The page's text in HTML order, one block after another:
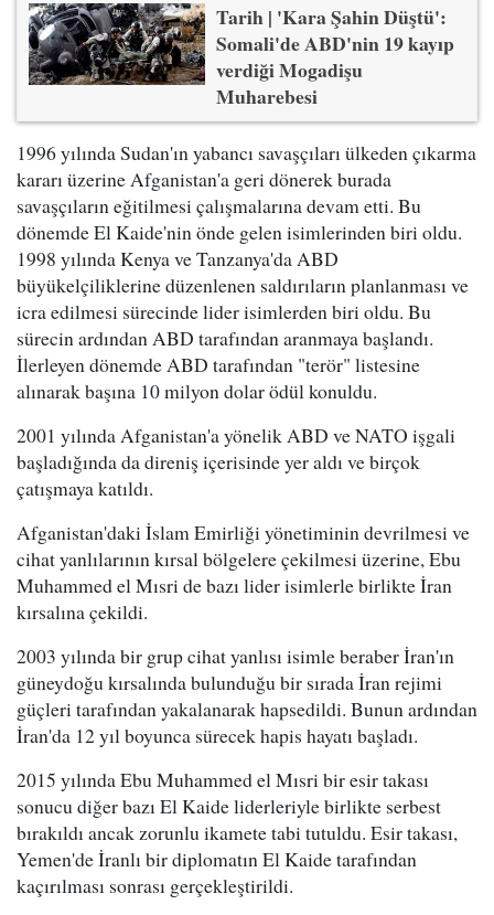
Tarih | 'Kara Şahin Düştü':
Somali'de ABD'nin 19 kayıp
verdiği Mogadişu
Muharebesi
1996 yılında Sudan'ın yabancı savaşçıları ülkeden çıkarma
kararı üzerine Afganistan'a geri dönerek burada
savaşçıların eğitilmesi çalışmalarına devam etti. Bu
dönemde El Kaide'nin önde gelen isimlerinden biri oldu.
1998 yılında Kenya ve Tanzanya'da ABD
büyükelçiliklerine düzenlenen saldırıların planlanması ve
icra edilmesi sürecinde lider isimlerden biri oldu. Bu
sürecin ardından ABD tarafından aranmaya başlandı.
İlerleyen dönemde ABD tarafından "terör" listesine
alınarak başına 10 milyon dolar ödül konuldu.
2001 yılında Afganistan'a yönelik ABD ve NATO işgali
başladığında da direniş içerisinde yer aldı ve birçok
çatışmaya katıldı.
Afganistan'daki İslam Emirliği yönetiminin devrilmesi ve
cihat yanlılarının kırsal bölgelere çekilmesi üzerine, Ebu
Muhammed el Mısri de bazı lider isimlerle birlikte İran
kırsalına çekildi.
2003 yılında bir grup cihat yanlısı isimle beraber İran'ın
güneydoğu kırsalında bulunduğu bir sırada İran rejimi
güçleri tarafından yakalanarak hapsedildi. Bunun ardından
İran'da 12 yıl boyunca sürecek hapis hayatı başladı.
2015 yılında Ebu Muhammed el Mısri bir esir takası
sonucu diğer bazı El Kaide liderleriyle birlikte serbest
bırakıldı ancak zorunlu ikamete tabi tutuldu. Esir takası,
Yemen'de İranlı bir diplomatın El Kaide tarafından
kaçırılması sonrası gerçekleştirildi.